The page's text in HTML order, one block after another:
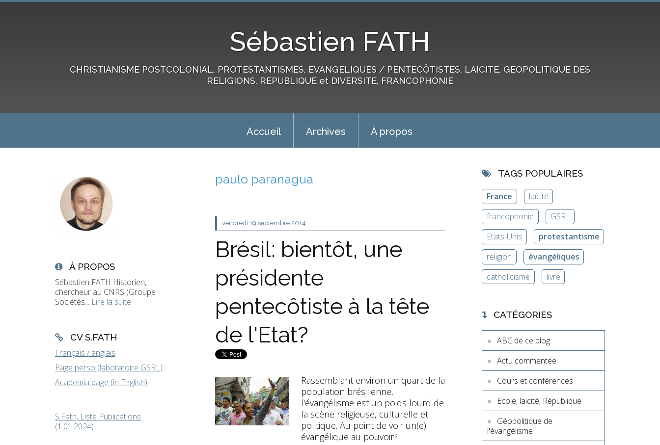
Sébastien FATH
CHRISTIANISME POSTCOLONIAL, PROTESTANTISMES, EVANGELIQUES / PENTECÔTISTES, LAICITE, GEOPOLITIQUE DES
RELIGIONS, REPUBLIQUE et DIVERSITE, FRANCOPHONIE
Accueil Archives À propos
À PROPOS
Sébastien FATH Historien,
chercheur au CNRS (Groupe
Sociétés... Lire la suite
CV S.FATH
Français / anglais
Page perso (laboratoire GSRL)
Academia page (in English)
S.Fath, Liste Publications
(1.01.2024)
paulo paranagua
vendredi 19 septembre 2014
Brésil: bientôt, une
présidente
pentecôtiste à la tête
de l'Etat?
Rassemblant environ un quart de la
population brésilienne,
l'évangélisme est un poids lourd de
la scène religieuse, culturelle et
politique. Au point de voir un(e)
évangélique au pouvoir?
TAGS POPULAIRES
France
laïcité
francophonie
GSRL
Etats-Unis
protestantisme
religion
évangéliques
catholicisme
livre
CATÉGORIES
ABC de ce blog
Actu commentée
Cours et conférences
Ecole, laïcité, République
Géopolitique de
l'évangélisme